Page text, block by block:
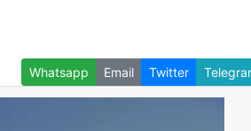
Whatsapp Email Twitter